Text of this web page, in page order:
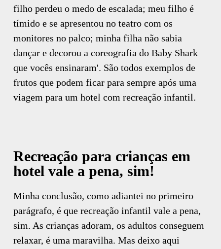
filho perdeu o medo de escalada; meu filho é
tímido e se apresentou no teatro com os
monitores no palco; minha filha não sabia
dançar e decorou a coreografia do Baby Shark
que vocês ensinaram'. São todos exemplos de
frutos que podem ficar para sempre após uma
viagem para um hotel com recreação infantil.
Recreação para crianças em
hotel vale a pena, sim!
Minha conclusão, como adiantei no primeiro
parágrafo, é que recreação infantil vale a pena,
sim. As crianças adoram, os adultos conseguem
relaxar, é uma maravilha. Mas deixo aqui